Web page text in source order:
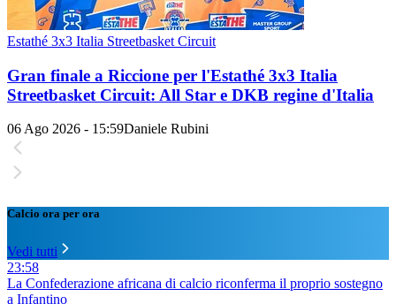
Estathé 3x3 Italia Streetbasket Circuit
Gran finale a Riccione per l'Estathé 3x3 Italia
Streetbasket Circuit: All Star e DKB regine d'Italia
06 Ago 2026 - 15:59Daniele Rubini
Calcio ora per ora
Vedi tutti
23:58
La Confederazione africana di calcio riconferma il proprio sostegno
a Infantino